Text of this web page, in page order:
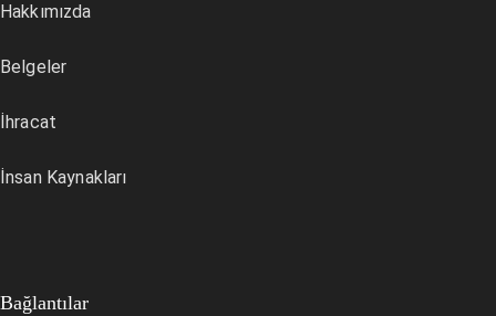
Hakkımızda
Belgeler
İhracat
İnsan Kaynakları
Bağlantılar